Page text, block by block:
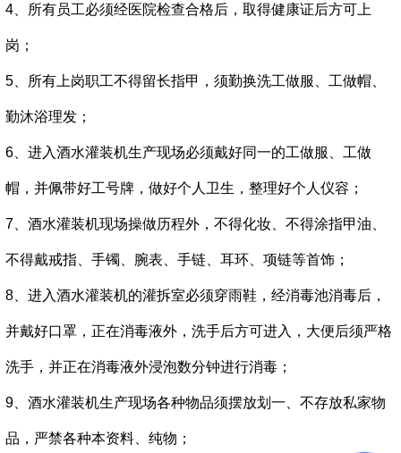
4、所有员工必须经医院检查合格后，取得健康证后方可上
岗；
5、所有上岗职工不得留长指甲，须勤换洗工做服、工做帽、
勤沐浴理发；
6、进入酒水灌装机生产现场必须戴好同一的工做服、工做
帽，并佩带好工号牌，做好个人卫生，整理好个人仪容；
7、 酒水灌装机现场操做历程外，不得化妆、不得涂指甲油、
不得戴戒指、手镯、腕表、手链、耳环、项链等首饰；
8、进入酒水灌装机的灌拆室必须穿雨鞋，经消毒池消毒后，
并戴好口罩，正在消毒液外，洗手后方可进入，大便后须严格
洗手，并正在消毒液外浸泡数分钟进行消毒；
9、 酒水灌装机生产现场各种物品须摆放划一、不存放私家物
品，严禁各种本资料、纯物；